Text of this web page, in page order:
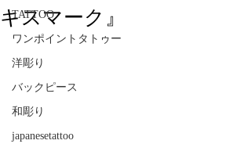
TATTOO
ワンポイントタトゥー
洋彫り
バックピース
和彫り
japanesetattoo
キスマーク』